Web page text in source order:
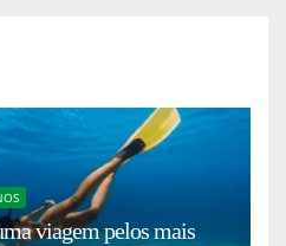
viagem pelos mais